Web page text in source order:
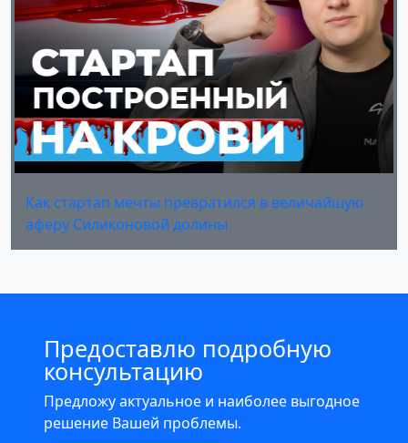
Как стартап мечты превратился в величайшую
аферу Силиконовой долины
Предоставлю подробную
консультацию
Предложу актуальное и наиболее выгодное
решение Вашей проблемы.